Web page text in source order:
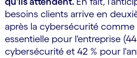
besoins clients arrive en
après la cybersécurité
essentielle pour l'entreprise
cybersécurité et 42 % pour